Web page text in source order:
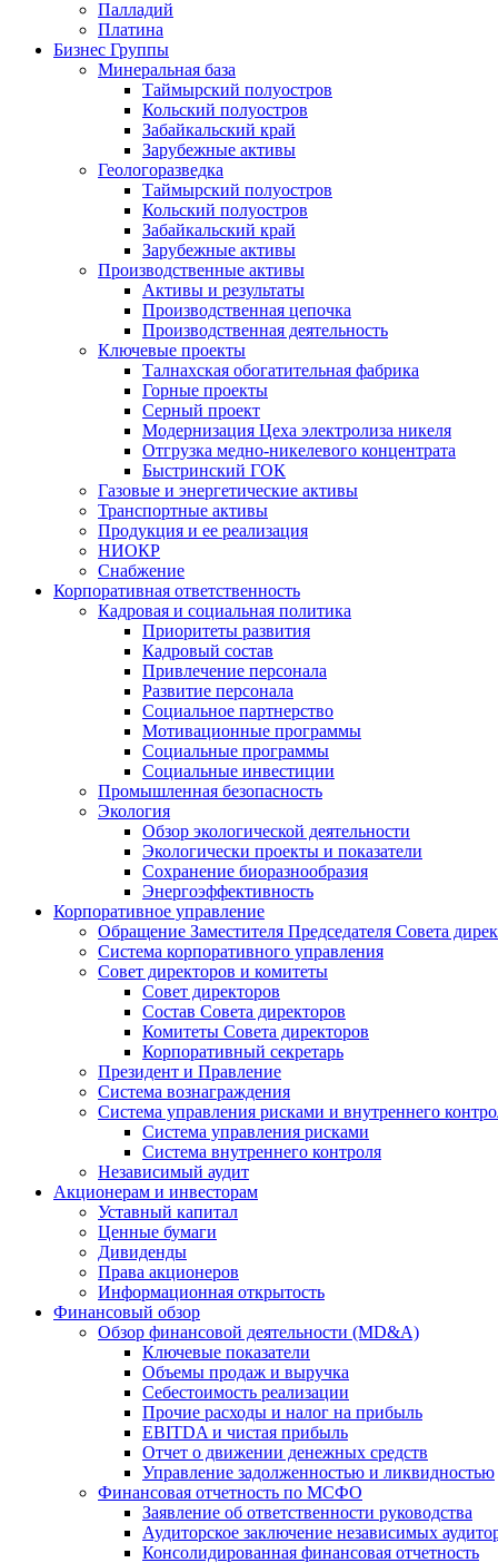
Палладий
Платина
Бизнес Группы
Минеральная база
Таймырский полуостров
Кольский полуостров
Забайкальский край
Зарубежные активы
Геологоразведка
Таймырский полуостров
Кольский полуостров
Забайкальский край
Зарубежные активы
Производственные активы
Активы и результаты
Производственная цепочка
Производственная деятельность
Ключевые проекты
Талнахская обогатительная фабрика
Горные проекты
Серный проект
Модернизация Цеха электролиза никеля
Отгрузка медно-никелевого концентрата
Быстринский ГОК
Газовые и энергетические активы
Транспортные активы
Продукция и ее реализация
НИОКР
Снабжение
Корпоративная ответственность
Кадровая и социальная политика
Приоритеты развития
Кадровый состав
Привлечение персонала
Развитие персонала
Социальное партнерство
Мотивационные программы
Социальные программы
Социальные инвестиции
Промышленная безопасность
Экология
Обзор экологической деятельности
Экологически проекты и показатели
Сохранение биоразнообразия
Энергоэффективность
Корпоративное управление
Обращение Заместителя Председателя Совета
Система корпоративного управления
Совет директоров и комитеты
Совет директоров
Состав Совета директоров
Комитеты Совета директоров
Корпоративный секретарь
Президент и Правление
Система вознаграждения
Система управления рисками и внутреннего
Система управления рисками
Система внутреннего контроля
Независимый аудит
Акционерам и инвесторам
Уставный капитал
Ценные бумаги
Дивиденды
Права акционеров
Информационная открытость
Финансовый обзор
Обзор финансовой деятельности (MD&A)
Ключевые показатели
Объемы продаж и выручка
Себестоимость реализации
Прочие расходы и налог на прибыль
EBITDA и чистая прибыль
Отчет о движении денежных средств
Управление задолженностью и ликвидностью
Финансовая отчетность по МСФО
Заявление об ответственности руководства
Аудиторское заключение независимых
Консолидированная финансовая отчетность